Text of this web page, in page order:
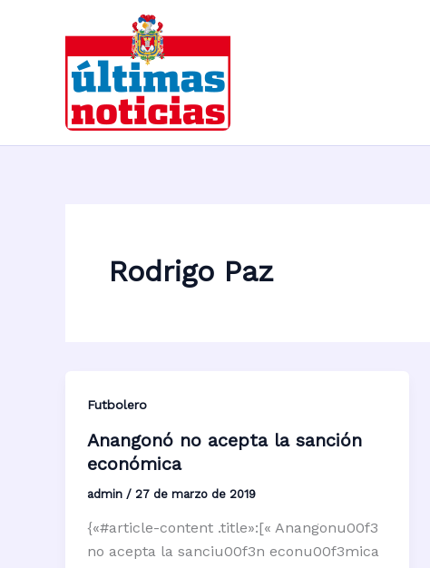
contenido
Rodrigo Paz
Futbolero
Anangonó no acepta la sanción
económica
admin / 27 de marzo de 2019
{«#article-content .title»:[« Anangonu00f3
no acepta la sanciu00f3n econu00f3mica